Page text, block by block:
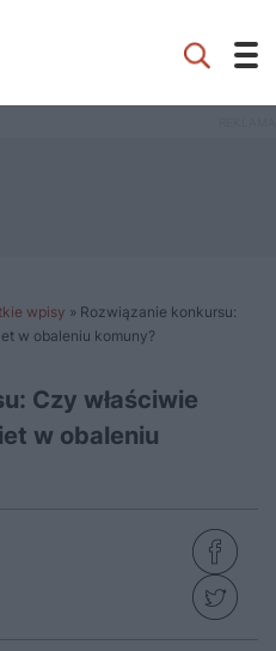
wpisy » Rozwiązanie konkursu:
w obaleniu komuny?
Czy właściwie
w obaleniu